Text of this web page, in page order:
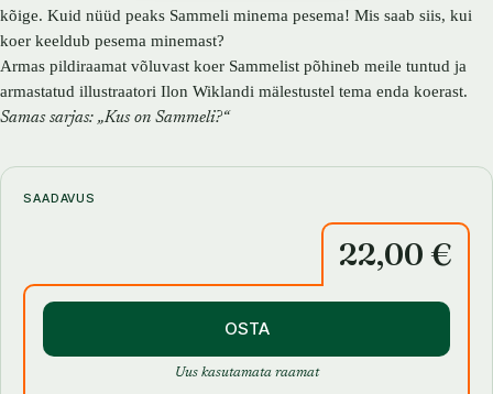
kõige. Kuid nüüd peaks Sammeli minema pesema! Mis saab siis, kui
koer keeldub pesema minemast?
Armas pildiraamat võluvast koer Sammelist põhineb meile tuntud ja
armastatud illustraatori Ilon Wiklandi mälestustel tema enda koerast.
Samas sarjas: „Kus on Sammeli?“
SAADAVUS
22,00 €
OSTA
Uus kasutamata raamat